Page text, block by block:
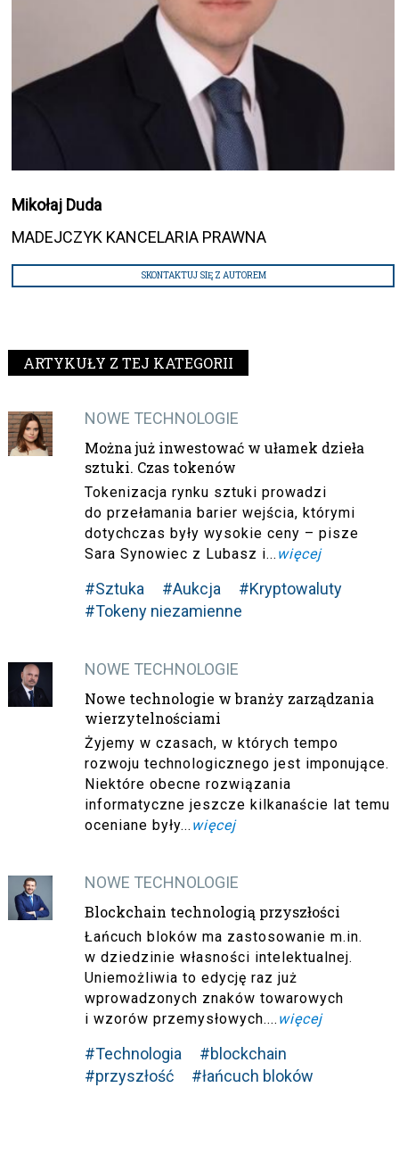
Mikołaj Duda
MADEJCZYK KANCELARIA PRAWNA
SKONTAKTUJ SIĘ Z AUTOREM
ARTYKUŁY Z TEJ KATEGORII
NOWE TECHNOLOGIE
Można już inwestować w ułamek dzieła
sztuki. Czas tokenów
Tokenizacja rynku sztuki prowadzi
do przełamania barier wejścia, którymi
dotychczas były wysokie ceny – pisze
Sara Synowiec z Lubasz i... więcej
#Sztuka #Aukcja
#Kryptowaluty
#Tokeny niezamienne
NOWE TECHNOLOGIE
Nowe technologie w branży zarządzania
wierzytelnościami
Żyjemy w czasach, w których tempo
rozwoju technologicznego jest imponujące.
Niektóre obecne rozwiązania
informatyczne jeszcze kilkanaście lat temu
oceniane były... więcej
NOWE TECHNOLOGIE
Blockchain technologią przyszłości
Łańcuch bloków ma zastosowanie m.in.
w dziedzinie własności intelektualnej.
Uniemożliwia to edycję raz już
wprowadzonych znaków towarowych
i wzorów przemysłowych.... więcej
#Technologia
#blockchain
#przyszłość
#łańcuch bloków